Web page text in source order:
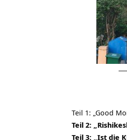
Teil 1: „Good
Teil 2:
Teil 3: „Ist die